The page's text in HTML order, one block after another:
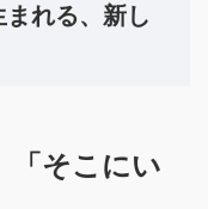
れる、新し
「そこにい